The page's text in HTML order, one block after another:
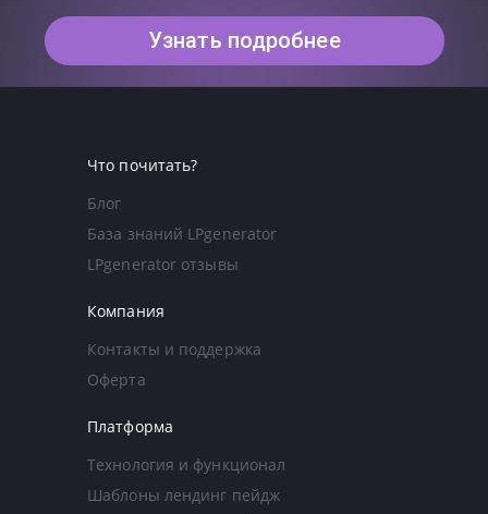
Узнать подробнее
Что почитать?
Блог
База знаний LPgenerator
LPgenerator отзывы
Компания
Контакты и поддержка
Оферта
Платформа
Технология и функционал
Шаблоны лендинг пейдж